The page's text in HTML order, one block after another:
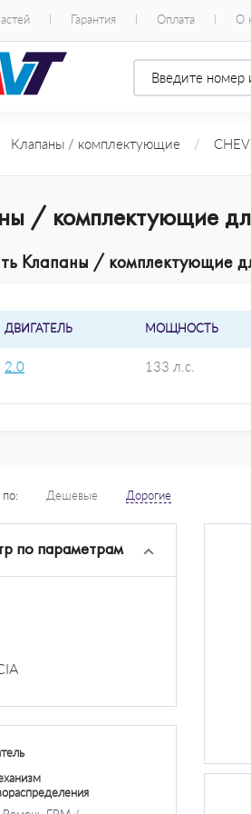
Гарантия Оплата О
Клапаны / комплектующие /
/ комплектующие
Клапаны / комплектующие
ДВИГАТЕЛЬ МОЩНОСТЬ
2.0 133 л.с.
Дешевые Дорогие
по параметрам